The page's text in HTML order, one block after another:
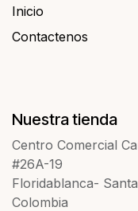
Inicio
Contactenos​​
Nuestra tienda
Centro Comercial
#26A-19
Floridablanca-
Colombia